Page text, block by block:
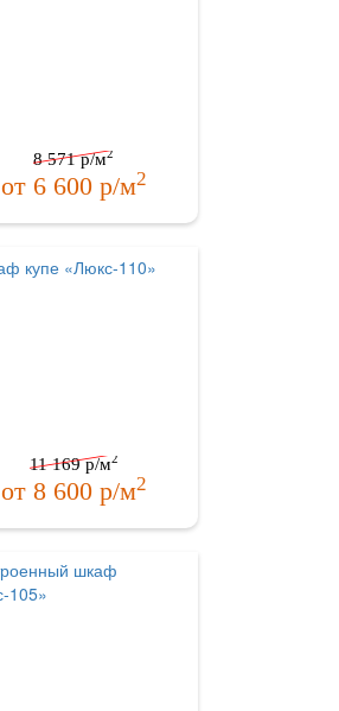
8 571р/м2
от 6 600р/м2
11 169р/м2
от 8 600р/м2